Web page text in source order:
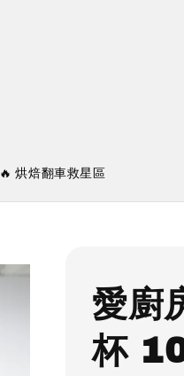
🔥 烘焙翻車救星區
愛廚
杯